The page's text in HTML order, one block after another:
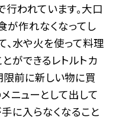
われています。大口
が作れなくなってし
、水や火を使って料理
ができるレトルトカ
限前に新しい物に買
ニューとして出して
に入らなくなること